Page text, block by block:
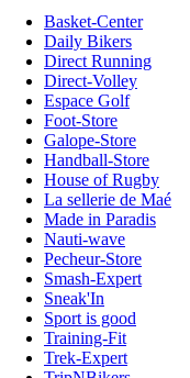
Basket-Center
Daily Bikers
Direct Running
Direct-Volley
Espace Golf
Foot-Store
Galope-Store
Handball-Store
House of Rugby
La sellerie de Maé
Made in Paradis
Nauti-wave
Pecheur-Store
Smash-Expert
Sneak'In
Sport is good
Training-Fit
Trek-Expert